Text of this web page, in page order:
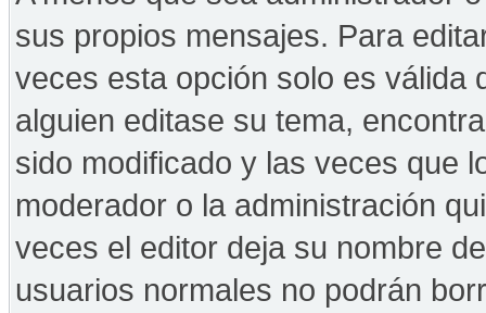
sus propios mensajes. Para
veces esta opción solo es válida
alguien editase su tema,
sido modificado y las veces que
moderador o la administración
veces el editor deja su nombre
usuarios normales no podrán